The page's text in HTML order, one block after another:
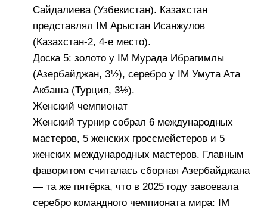
Сайдалиева (Узбекистан). Казахстан
представлял IM Арыстан Исанжулов
(Казахстан-2, 4-е место).
Доска 5: золото у IM Мурада Ибрагимлы
(Азербайджан, 3½), серебро у IM Умута Ата
Акбаша (Турция, 3½).
Женский чемпионат
Женский турнир собрал 6 международных
мастеров, 5 женских гроссмейстеров и 5
женских международных мастеров. Главным
фаворитом считалась сборная Азербайджана
— та же пятёрка, что в 2025 году завоевала
серебро командного чемпионата мира: IM